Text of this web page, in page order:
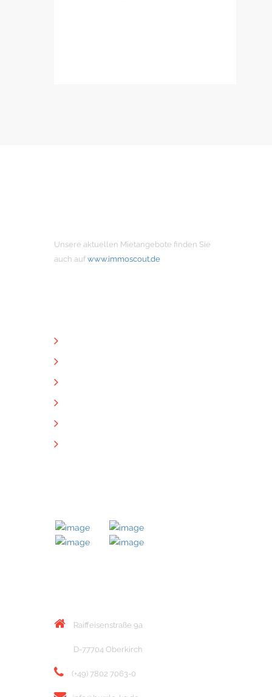
Unsere aktuellen Mietangebote finden Sie
auch auf www.immoscout.de
Raiffeisenstraße 9a
D-77704 Oberkirch
(+49) 7802 7063-0